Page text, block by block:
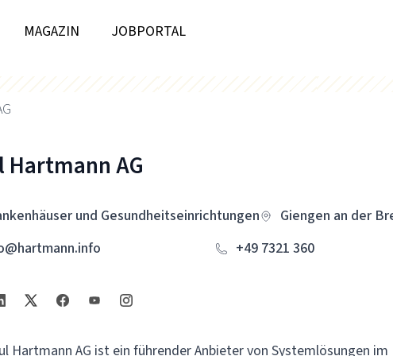
MAGAZIN JOBPORTAL
Hartmann AG
und Gesundheitseinrichtungen
Giengen an der
+49 7321 360
Hartmann AG ist ein führender Anbieter von Systemlösungen im